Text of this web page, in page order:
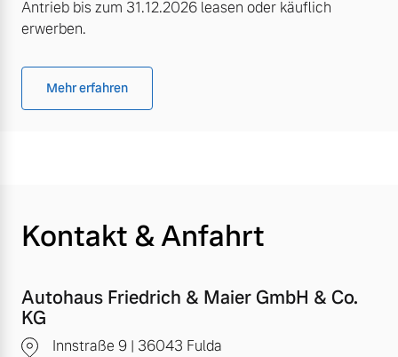
Antrieb bis zum 31.12.2026 leasen oder käuflich
erwerben.
Mehr erfahren
Kontakt & Anfahrt
Autohaus Friedrich & Maier GmbH & Co.
KG
Innstraße 9 | 36043 Fulda